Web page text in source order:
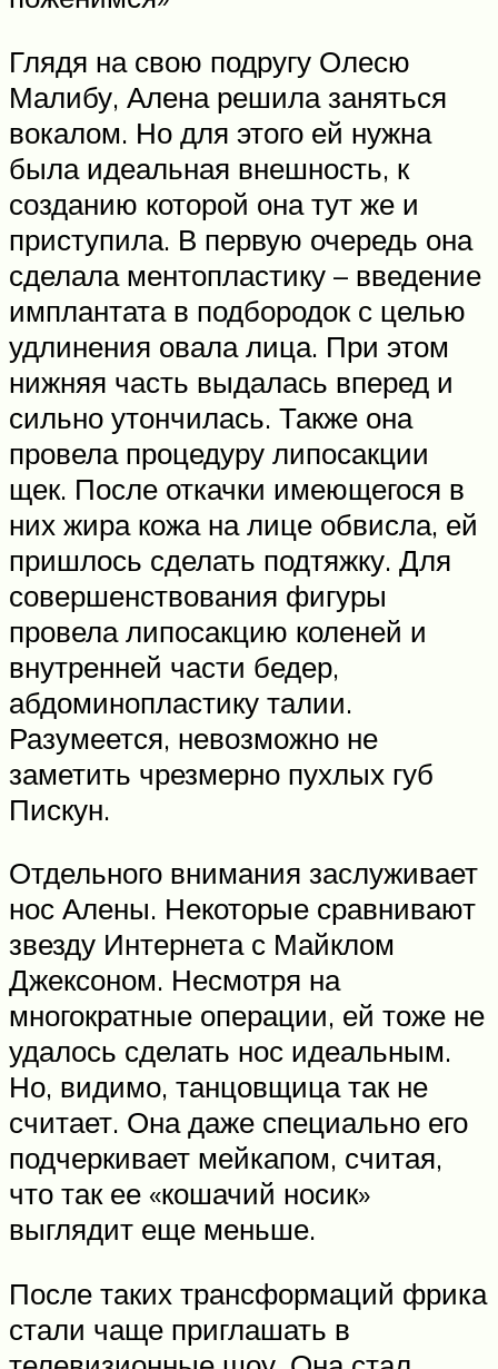
Глядя на свою подругу Олесю
Малибу, Алена решила заняться
вокалом. Но для этого ей нужна
была идеальная внешность, к
созданию которой она тут же и
приступила. В первую очередь она
сделала ментопластику – введение
имплантата в подбородок с целью
удлинения овала лица. При этом
нижняя часть выдалась вперед и
сильно утончилась. Также она
провела процедуру липосакции
щек. После откачки имеющегося в
них жира кожа на лице обвисла, ей
пришлось сделать подтяжку. Для
совершенствования фигуры
провела липосакцию коленей и
внутренней части бедер,
абдоминопластику талии.
Разумеется, невозможно не
заметить чрезмерно пухлых губ
Пискун.
Отдельного внимания заслуживает
нос Алены. Некоторые сравнивают
звезду Интернета с Майклом
Джексоном. Несмотря на
многократные операции, ей тоже не
удалось сделать нос идеальным.
Но, видимо, танцовщица так не
считает. Она даже специально его
подчеркивает мейкапом, считая,
что так ее «кошачий носик»
выглядит еще меньше.
После таких трансформаций фрика
стали чаще приглашать в